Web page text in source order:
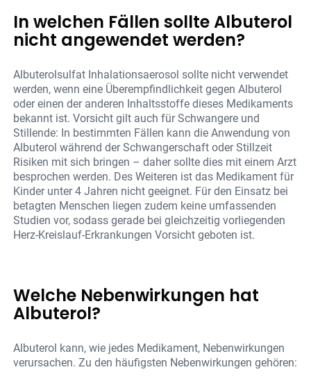
In welchen Fällen sollte Albuterol
nicht angewendet werden?
Albuterolsulfat Inhalationsaerosol sollte nicht verwendet
werden, wenn eine Überempfindlichkeit gegen Albuterol
oder einen der anderen Inhaltsstoffe dieses Medikaments
bekannt ist. Vorsicht gilt auch für Schwangere und
Stillende: In bestimmten Fällen kann die Anwendung von
Albuterol während der Schwangerschaft oder Stillzeit
Risiken mit sich bringen – daher sollte dies mit einem Arzt
besprochen werden. Des Weiteren ist das Medikament für
Kinder unter 4 Jahren nicht geeignet. Für den Einsatz bei
betagten Menschen liegen zudem keine umfassenden
Studien vor, sodass gerade bei gleichzeitig vorliegenden
Herz-Kreislauf-Erkrankungen Vorsicht geboten ist.
Welche Nebenwirkungen hat
Albuterol?
Albuterol kann, wie jedes Medikament, Nebenwirkungen
verursachen. Zu den häufigsten Nebenwirkungen gehören: